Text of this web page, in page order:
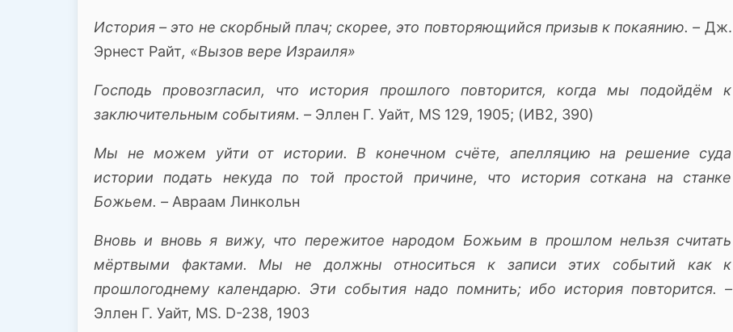
История – это не скорбный плач; скорее, это повторяющийся призыв к покаянию.– Дж.
Эрнест Райт, «Вызов вере Израиля»
Господь провозгласил, что история прошлого повторится, когда мы подойдём к
заключительным событиям. – Эллен Г. Уайт, MS 129, 1905; (ИВ2, 390)
Мы не можем уйти от истории.В конечном счёте, апелляцию на решение суда
истории подать некуда по той простой причине, что история соткана на
станке
Божьем. – Авраам Линкольн
Вновь и вновь я вижу, что пережитое народом Божьим в прошлом нельзя считать
мёртвыми фактами.Мы не должны относиться к записи этих событий
как к
прошлогоднему календарю. Эти события надо помнить; ибо история повторится. –
Эллен Г. Уайт, MS. D-238, 1903